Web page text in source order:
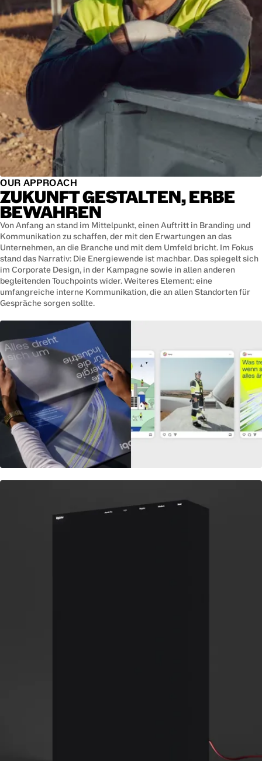
OUR APPROACH
ZUKUNFT GESTALTEN, ERBE
BEWAHREN
Von Anfang an stand im Mittelpunkt, einen Auftritt in Branding und
Kommunikation zu schaffen, der mit den Erwartungen an das
Unternehmen, an die Branche und mit dem Umfeld bricht. Im Fokus
stand das Narrativ: Die Energiewende ist machbar. Das spiegelt sich
im Corporate Design, in der Kampagne sowie in allen anderen
begleitenden Touchpoints wider. Weiteres Element: eine
umfangreiche interne Kommunikation, die an allen Standorten für
Gespräche sorgen sollte.